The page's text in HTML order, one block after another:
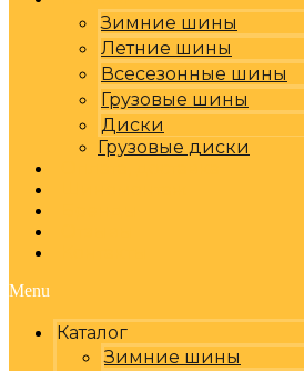
Зимние шины
Летние шины
Всесезонные шины
Грузовые шины
Диски
Грузовые диски
Menu
Каталог
Зимние шины